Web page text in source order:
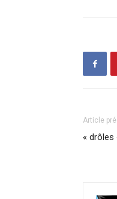
Article
« drôles